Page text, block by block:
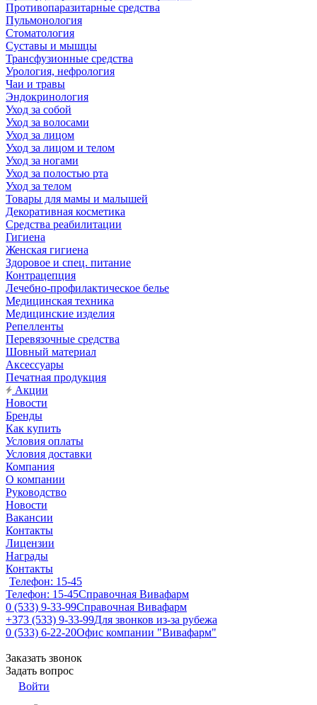
Противопаразитарные средства
Пульмонология
Стоматология
Суставы и мышцы
Трансфузионные средства
Урология, нефрология
Чаи и травы
Эндокринология
Уход за собой
Уход за волосами
Уход за лицом
Уход за лицом и телом
Уход за ногами
Уход за полостью рта
Уход за телом
Товары для мамы и малышей
Декоративная косметика
Средства реабилитации
Гигиена
Женская гигиена
Здоровое и спец. питание
Контрацепция
Лечебно-профилактическое белье
Медицинская техника
Медицинские изделия
Репелленты
Перевязочные средства
Шовный материал
Аксессуары
Печатная продукция
Акции
Новости
Бренды
Как купить
Условия оплаты
Условия доставки
Компания
О компании
Руководство
Новости
Вакансии
Контакты
Лицензии
Награды
Контакты
Телефон: 15-45
Телефон: 15-45Справочная Вивафарм
0 (533) 9-33-99Справочная Вивафарм
+373 (533) 9-33-99Для звонков из-за рубежа
0 (533) 6-22-20Офис компании "Вивафарм"
Заказать звонок
Задать вопрос
Войти